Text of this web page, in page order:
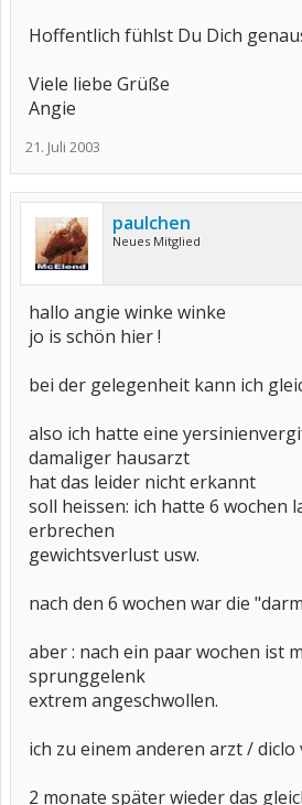
Hoffentlich fühlst Du Dich
Viele liebe Grüße
Angie
21. Juli 2003
paulchen
Neues Mitglied
hallo angie winke winke
jo is schön hier !
bei der gelegenheit kann ich
also ich hatte eine
damaliger hausarzt
hat das leider nicht erkannt
soll heissen: ich hatte 6 wochen
erbrechen
gewichtsverlust usw.
nach den 6 wochen war die
aber : nach ein paar wochen ist
sprunggelenk
extrem angeschwollen.
ich zu einem anderen arzt / diclo
2 monate später wieder das